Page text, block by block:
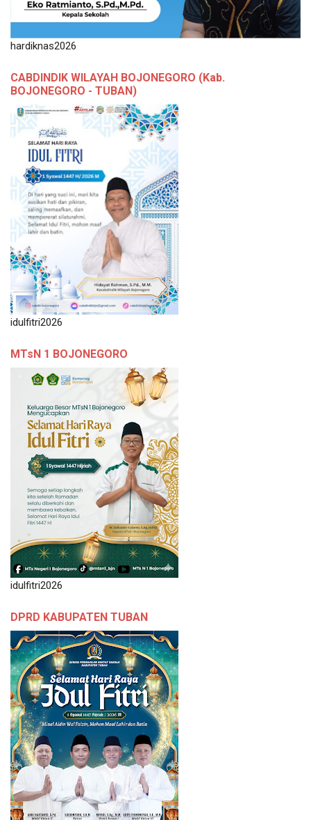
hardiknas2026
CABDINDIK WILAYAH BOJONEGORO (Kab.
BOJONEGORO - TUBAN)
idulfitri2026
MTsN 1 BOJONEGORO
idulfitri2026
DPRD KABUPATEN TUBAN